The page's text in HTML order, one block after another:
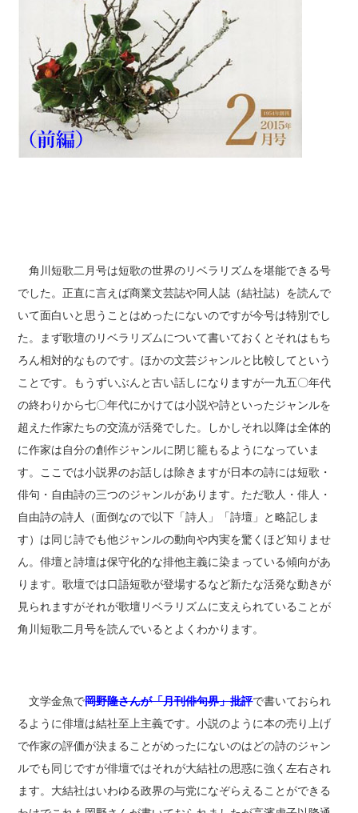
角川短歌二月号は短歌の世界のリベラリズムを堪能できる号
でした。正直に言えば商業文芸誌や同人誌（結社誌）を読んで
いて面白いと思うことはめったにないのですが今号は特別でし
た。まず歌壇のリベラリズムについて書いておくとそれはもち
ろん相対的なものです。ほかの文芸ジャンルと比較してという
ことです。もうずいぶんと古い話しになりますが一九五〇年代
の終わりから七〇年代にかけては小説や詩といったジャンルを
超えた作家たちの交流が活発でした。しかしそれ以降は全体的
に作家は自分の創作ジャンルに閉じ籠もるようになっていま
す。ここでは小説界のお話しは除きますが日本の詩には短歌・
俳句・自由詩の三つのジャンルがあります。ただ歌人・俳人・
自由詩の詩人（面倒なので以下「詩人」「詩壇」と略記しま
す）は同じ詩でも他ジャンルの動向や内実を驚くほど知りませ
ん。俳壇と詩壇は保守化的な排他主義に染まっている傾向があ
ります。歌壇では口語短歌が登場するなど新たな活発な動きが
見られますがそれが歌壇リベラリズムに支えられていることが
角川短歌二月号を読んでいるとよくわかります。
文学金魚で岡野隆さんが「月刊俳句界」批評で書いておられ
るように俳壇は結社至上主義です。小説のように本の売り上げ
で作家の評価が決まることがめったにないのはどの詩のジャン
ルでも同じですが俳壇ではそれが大結社の思惑に強く左右され
ます。大結社はいわゆる政界の与党になぞらえることができる